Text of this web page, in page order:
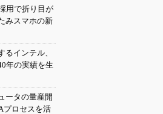
用で折り目が
みスマホの新
るインテル、
年の実績を生
ータの量産開
プロセスを活